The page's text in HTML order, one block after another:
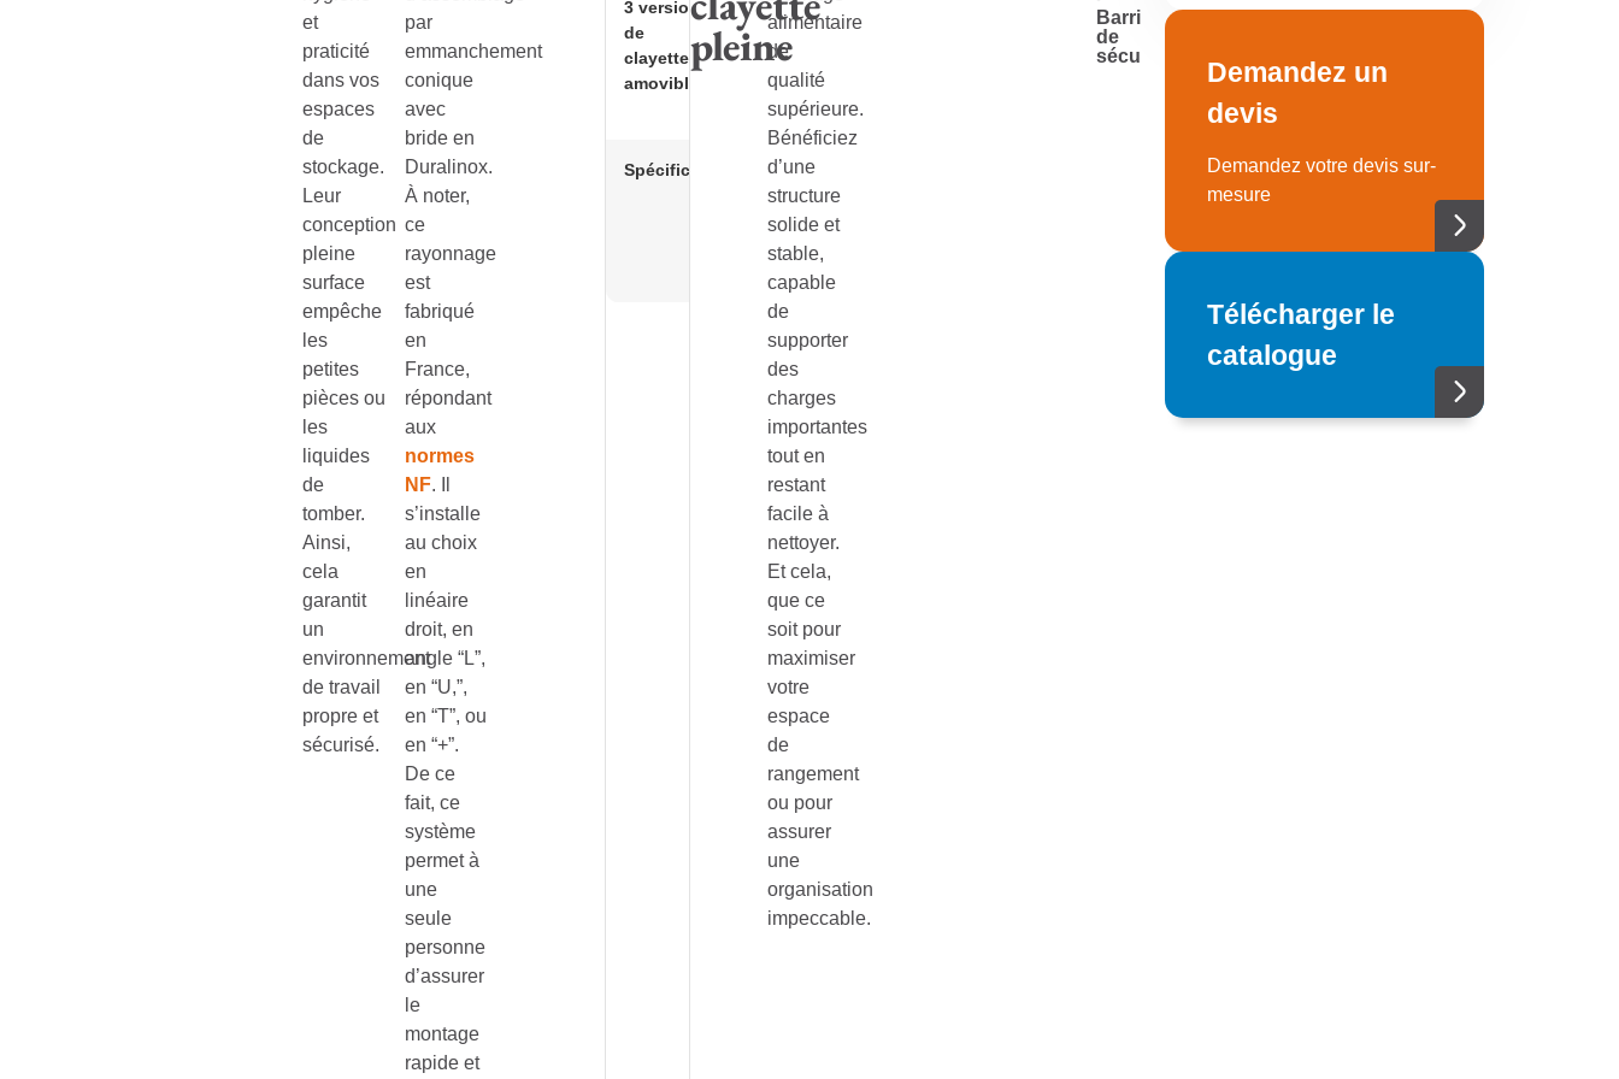
et
praticité
dans vos
espaces
de
stockage.
Leur
conception
pleine
surface
empêche
les
petites
pièces ou
les
liquides
de
tomber.
Ainsi,
cela
garantit
un
environnement
de travail
propre et
sécurisé.
par
emmanchement
conique
avec
bride en
Duralinox.
À noter,
ce
rayonnage
est
fabriqué
en
France,
répondant
aux
normes
NF. Il
s’installe
au choix
en
linéaire
droit, en
angle “L”,
en “U,”,
en “T”, ou
en “+”.
De ce
fait, ce
système
permet à
une
seule
personne
d’assurer
le
montage
rapide et
3 versions
de
clayettes
amovibles
Polymère,
Duralinox
standard,
Duralinox petit
conditionnement
Spécificités
Montage facile
Retour d’angle
Porte-étiquette
Lavable en
machine
pleinealimentaire
de
qualité
supérieure.
Bénéficiez
d’une
structure
solide et
stable,
capable
de
supporter
des
charges
importantes
tout en
restant
facile à
nettoyer.
Et cela,
que ce
soit pour
maximiser
votre
espace
de
rangement
ou pour
assurer
une
organisation
impeccable.
Barrière
de
sécurité
Demandez un
devis
Demandez votre devis sur-
mesure
Télécharger le
catalogue